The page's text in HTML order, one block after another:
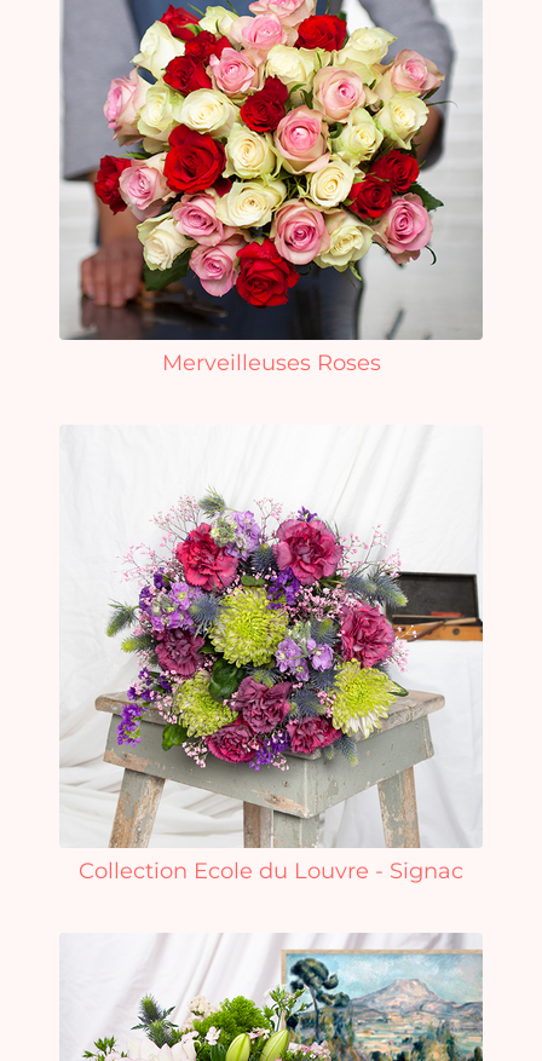
Merveilleuses Roses
Collection Ecole du Louvre - Signac